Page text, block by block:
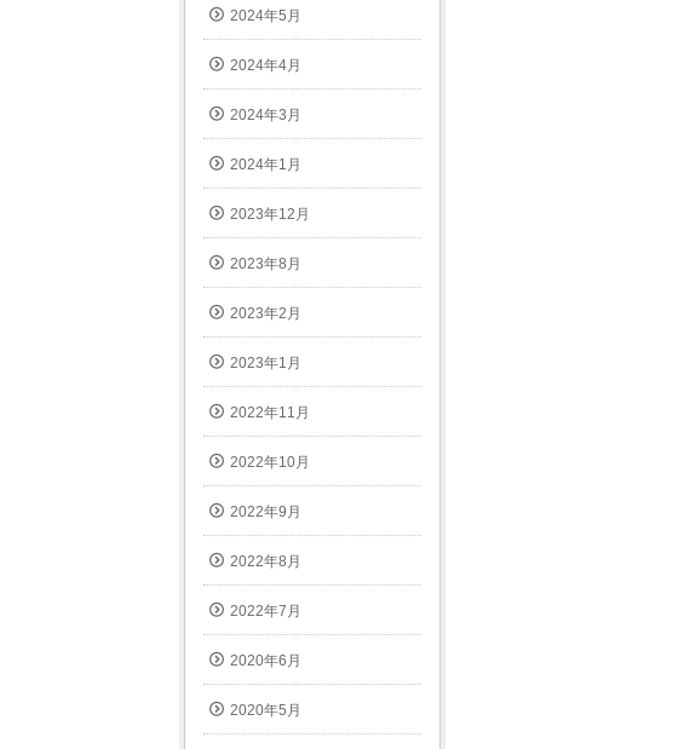
2024年5月
2024年4月
2024年3月
2024年1月
2023年12月
2023年8月
2023年2月
2023年1月
2022年11月
2022年10月
2022年9月
2022年8月
2022年7月
2020年6月
2020年5月